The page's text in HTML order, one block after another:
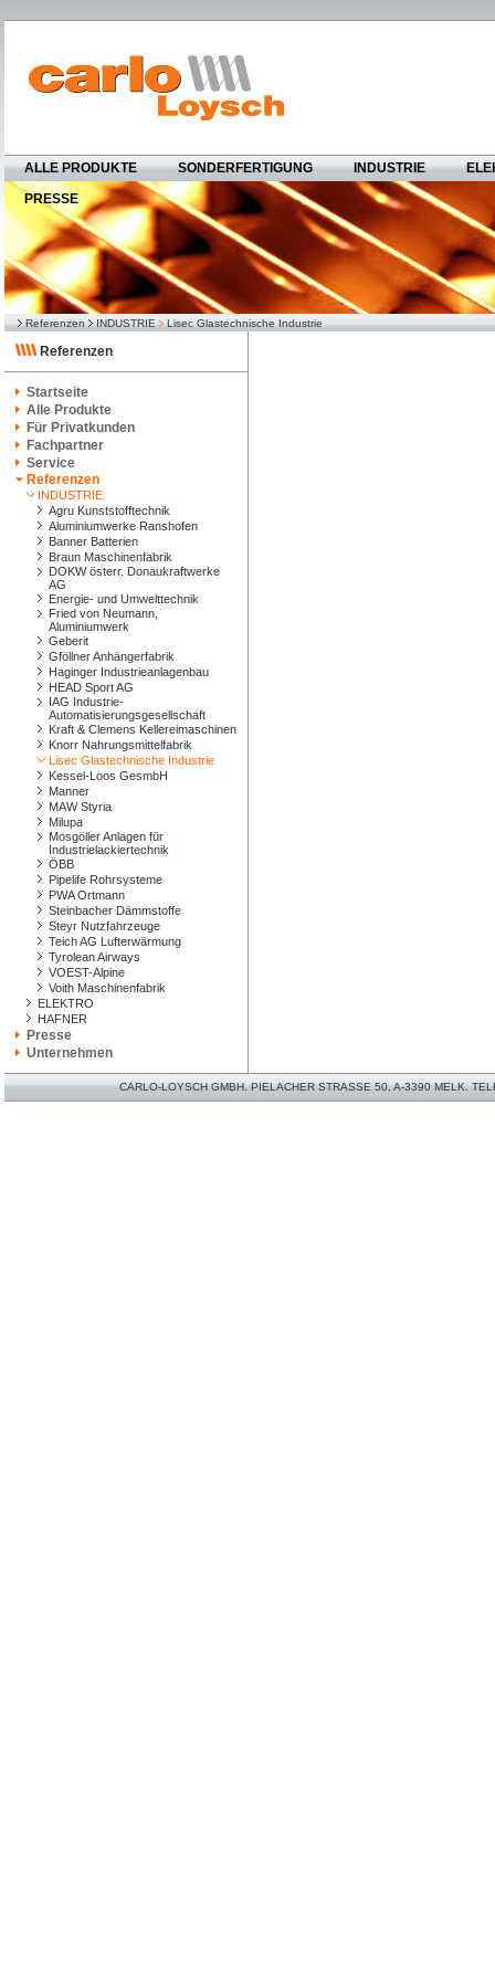
ALLE PRODUKTE SONDERFERTIGUNG INDUSTRIE
PRESSE
Referenzen INDUSTRIE Lisec Glastechnische Industrie
Referenzen
Startseite
Alle Produkte
Für Privatkunden
Fachpartner
Service
Referenzen
INDUSTRIE
Agru Kunststofftechnik
Aluminiumwerke Ranshofen
Banner Batterien
Braun Maschinenfabrik
DOKW österr. Donaukraftwerke
AG
Energie- und Umwelttechnik
Fried von Neumann,
Aluminiumwerk
Geberit
Gföllner Anhängerfabrik
Haginger Industrieanlagenbau
HEAD Sport AG
IAG Industrie-
Automatisierungsgesellschaft
Kraft & Clemens Kellereimaschinen
Knorr Nahrungsmittelfabrik
Lisec Glastechnische Industrie
Kessel-Loos GesmbH
Manner
MAW Styria
Milupa
Mosgöller Anlagen für
Industrielackiertechnik
ÖBB
Pipelife Rohrsysteme
PWA Ortmann
Steinbacher Dämmstoffe
Steyr Nutzfahrzeuge
Teich AG Lufterwärmung
Tyrolean Airways
VOEST-Alpine
Voith Maschinenfabrik
ELEKTRO
HAFNER
Presse
Unternehmen
CARLO-LOYSCH GMBH. PIELACHER STRASSE 50, A-3390 MELK.